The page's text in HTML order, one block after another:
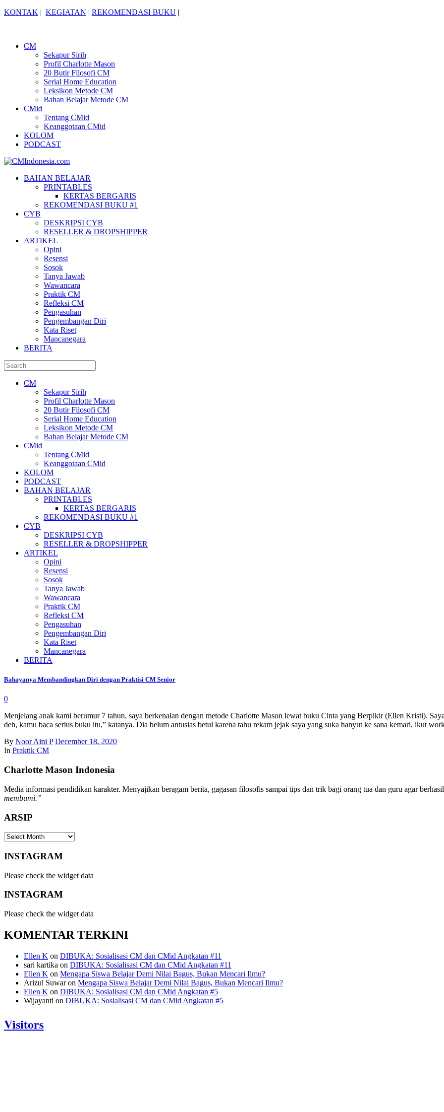
KONTAK | KEGIATAN | REKOMENDASI BUKU |
CM
Sekapur Sirih
Profil Charlotte Mason
20 Butir Filosofi CM
Serial Home Education
Leksikon Metode CM
Bahan Belajar Metode CM
CMid
Tentang CMid
Keanggotaan CMid
KOLOM
PODCAST
BAHAN BELAJAR
PRINTABLES
KERTAS BERGARIS
REKOMENDASI BUKU #1
CYB
DESKRIPSI CYB
RESELLER & DROPSHIPPER
ARTIKEL
Opini
Resensi
Sosok
Tanya Jawab
Wawancara
Praktik CM
Refleksi CM
Pengasuhan
Pengembangan Diri
Kata Riset
Mancanegara
BERITA
CM
Sekapur Sirih
Profil Charlotte Mason
20 Butir Filosofi CM
Serial Home Education
Leksikon Metode CM
Bahan Belajar Metode CM
CMid
Tentang CMid
Keanggotaan CMid
KOLOM
PODCAST
BAHAN BELAJAR
PRINTABLES
KERTAS BERGARIS
REKOMENDASI BUKU #1
CYB
DESKRIPSI CYB
RESELLER & DROPSHIPPER
ARTIKEL
Opini
Resensi
Sosok
Tanya Jawab
Wawancara
Praktik CM
Refleksi CM
Pengasuhan
Pengembangan Diri
Kata Riset
Mancanegara
BERITA
Bahayanya Membandingkan Diri dengan Praktisi CM Senior
0
Menjelang anak kami berumur 7 tahun, saya berkenalan dengan metode Charlotte Mason lewat buku Cinta yang Berpikir (Ellen Kristi).
deh, kamu baca serius buku itu,” katanya. Dia belum antusias betul karena tahu rekam jejak saya yang suka hanyut ke sana kemari, ikut
By Noor Aini P December 18, 2020
In Praktik CM
Charlotte Mason Indonesia
Media informasi pendidikan karakter. Menyajikan beragam berita, gagasan filosofis sampai tips dan trik bagi orang tua dan guru agar
membumi.”
ARSIP
ARSIP
INSTAGRAM
Please check the widget data
INSTAGRAM
Please check the widget data
KOMENTAR TERKINI
Ellen K on DIBUKA: Sosialisasi CM dan CMid Angkatan #11
sari kartika on DIBUKA: Sosialisasi CM dan CMid Angkatan #11
Ellen K on Mengapa Siswa Belajar Demi Nilai Bagus, Bukan Mencari Ilmu?
Arizul Suwaron Mengapa Siswa Belajar Demi Nilai Bagus, Bukan Mencari Ilmu?
Ellen K on DIBUKA: Sosialisasi CM dan CMid Angkatan #5
Wijayanti on DIBUKA: Sosialisasi CM dan CMid Angkatan #5
Visitors